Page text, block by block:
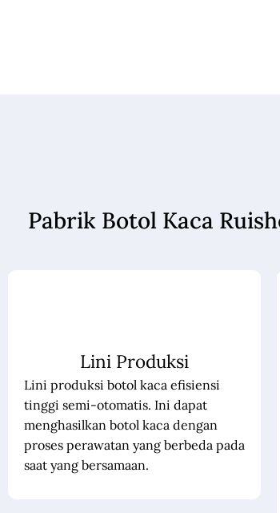
Pabrik Botol Kaca
Lini Produksi
Lini produksi botol kaca efisiensi
tinggi semi-otomatis. Ini dapat
menghasilkan botol kaca dengan
proses perawatan yang berbeda pada
saat yang bersamaan.